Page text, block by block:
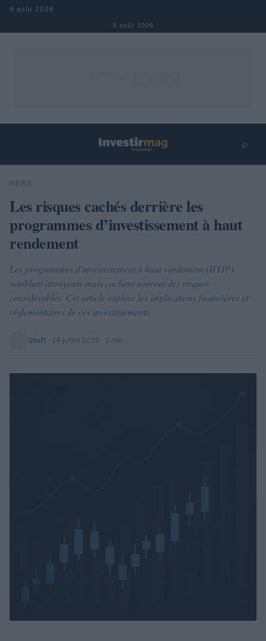
Aller au contenu
9 août 2026
9 août 2026
⌕
Rechercher
NEWS
Les risques cachés derrière les
programmes d’investissement à haut
rendement
Les programmes d'investissement à haut rendement (HYIP)
semblent attrayants mais cachent souvent des risques
considérables. Cet article explore les implications financières et
réglementaires de ces investissements.
Staff · 24 juillet 2025 · 3 min